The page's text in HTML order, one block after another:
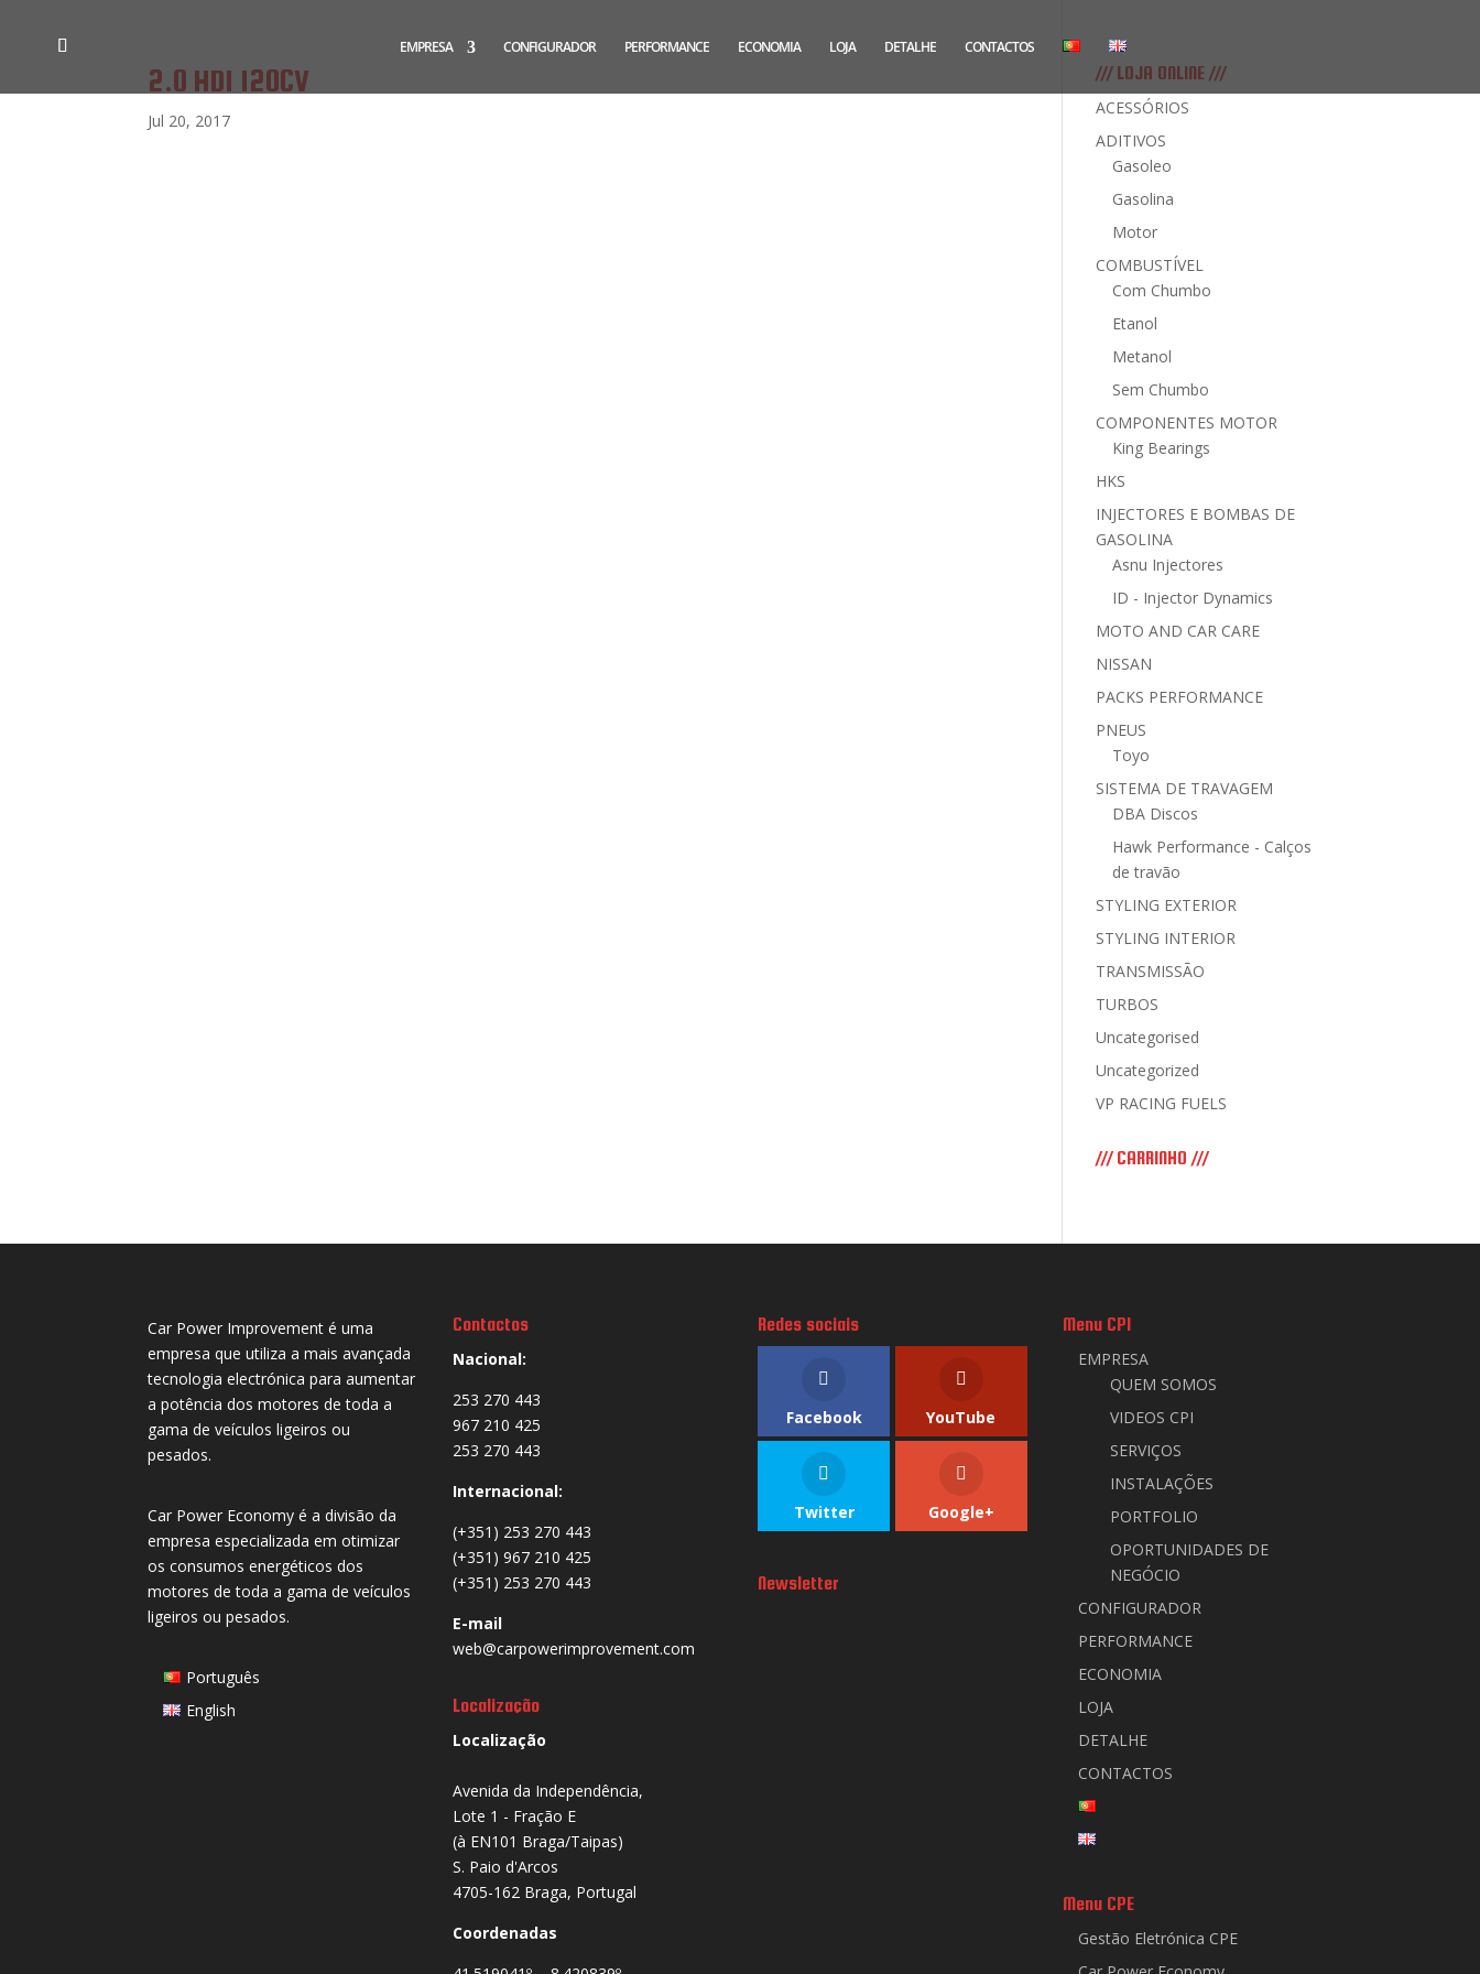
EMPRESA CONFIGURADOR PERFORMANCE ECONOMIA LOJA DETALHE CONTACTOS
2.0 HDI 120CV
Jul 20, 2017
/// LOJA ONLINE ///
ACESSÓRIOS
ADITIVOS
Gasoleo
Gasolina
Motor
COMBUSTÍVEL
Com Chumbo
Etanol
Metanol
Sem Chumbo
COMPONENTES MOTOR
King Bearings
HKS
INJECTORES E BOMBAS DE
GASOLINA
Asnu Injectores
ID - Injector Dynamics
MOTO AND CAR CARE
NISSAN
PACKS PERFORMANCE
PNEUS
Toyo
SISTEMA DE TRAVAGEM
DBA Discos
Hawk Performance - Calços
de travão
STYLING EXTERIOR
STYLING INTERIOR
TRANSMISSÃO
TURBOS
Uncategorised
Uncategorized
VP RACING FUELS
/// CARRINHO ///
Car Power Improvement é uma
empresa que utiliza a mais avançada
tecnologia electrónica para aumentar
a potência dos motores de toda a
gama de veículos ligeiros ou
pesados.
Car Power Economy é a divisão da
empresa especializada em otimizar
os consumos energéticos dos
motores de toda a gama de veículos
ligeiros ou pesados.
Português
English
Contactos
Nacional:
253 270 443
967 210 425
253 270 443
Internacional:
(+351) 253 270 443
(+351) 967 210 425
(+351) 253 270 443
E-mail
web@carpowerimprovement.com
Localização
Localização
Avenida da Independência,
Lote 1 - Fração E
(à EN101 Braga/Taipas)
S. Paio d'Arcos
4705-162 Braga, Portugal
Coordenadas
Redes sociais
Facebook YouTube
Twitter Google+
Newsletter
Menu CPI
EMPRESA
QUEM SOMOS
VIDEOS CPI
SERVIÇOS
INSTALAÇÕES
PORTFOLIO
OPORTUNIDADES DE
NEGÓCIO
CONFIGURADOR
PERFORMANCE
ECONOMIA
LOJA
DETALHE
CONTACTOS
Menu CPE
Gestão Eletrónica CPE